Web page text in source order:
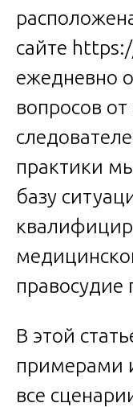
сайте
ежедневно
вопросов
практики
базу
правосудие
В этой
примерами
все